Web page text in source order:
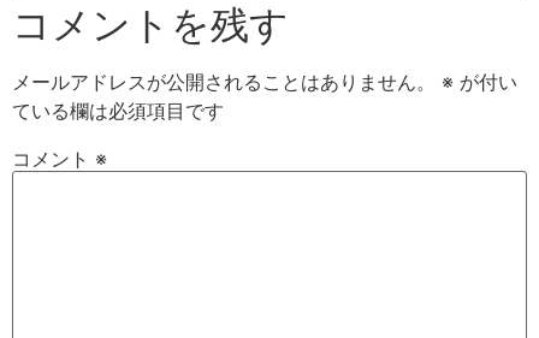
コメントを残す
メールアドレスが公開されることはありません。 ※ が付い
ている欄は必須項目です
コメント ※